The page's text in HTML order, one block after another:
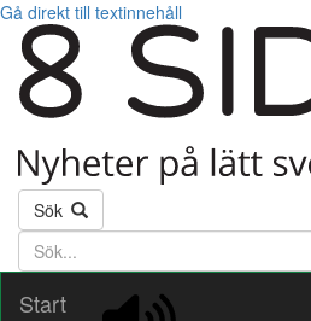
Gå direkt till textinnehåll
Sök
Söktext
Start